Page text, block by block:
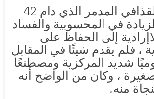
خلال نظام القذافي المدمر الذي دام 42
في المحسوبية والفساد
إلى الحفاظ على
، فلم يقدم شيئًا في المقابل
شديد المركزية ومصطنعًا
، وكان من الواضح أنه
منه.